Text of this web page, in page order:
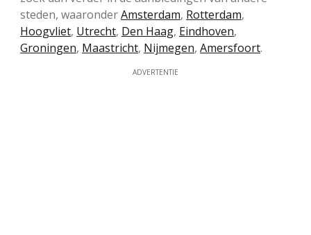
steden, waaronderAmsterdam, Rotterdam,
Hoogvliet, Utrecht, Den Haag, Eindhoven,
Groningen, Maastricht, Nijmegen, Amersfoort.
ADVERTENTIE